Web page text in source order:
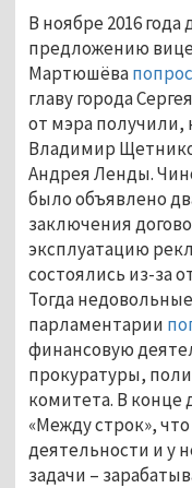
В ноябре 2016
предложению
Мартюшёва
главу города
от мэра получили,
Владимир
Андрея Ленды.
было объявлено
заключения
эксплуатацию
состоялись из-за
Тогда
парламентарии
финансовую
прокуратуры,
комитета. В конце
«Между строк»,
деятельности и у
задачи –